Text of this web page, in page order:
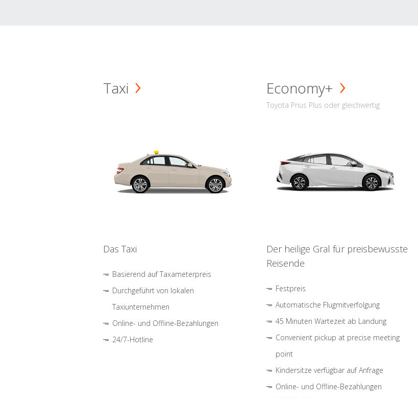
Taxi
Das Taxi
Basierend auf Taxameterpreis
Durchgeführt von lokalen
Taxiunternehmen
Online- und Offline-Bezahlungen
24/7-Hotline
Economy+
Toyota Prius Plus oder gleichwertig
Der heilige Gral für preisbewusste
Reisende
Festpreis
Automatische Flugmitverfolgung
45 Minuten Wartezeit ab Landung
Convenient pickup at precise meeting
point
Kindersitze verfügbar auf Anfrage
Online- und Offline-Bezahlungen